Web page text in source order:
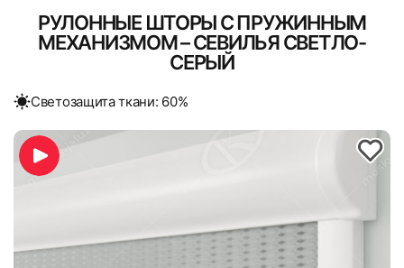
РУЛОННЫЕ ШТОРЫ С ПРУЖИННЫМ
МЕХАНИЗМОМ – СЕВИЛЬЯ СВЕТЛО-
СЕРЫЙ
Cветозащита ткани: 60%